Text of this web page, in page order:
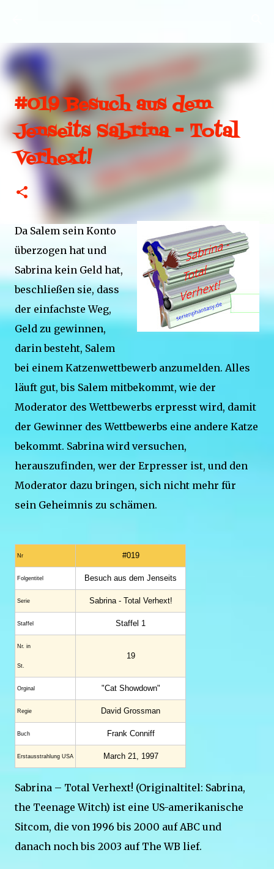
#019 Besuch aus dem
Jenseits Sabrina - Total
Verhext!
Da Salem sein Konto
überzogen hat und
Sabrina kein Geld hat,
beschließen sie, dass
der einfachste Weg,
Geld zu gewinnen,
darin besteht, Salem
bei einem Katzenwettbewerb anzumelden. Alles
läuft gut, bis Salem mitbekommt, wie der
Moderator des Wettbewerbs erpresst wird, damit
der Gewinner des Wettbewerbs eine andere Katze
bekommt. Sabrina wird versuchen,
herauszufinden, wer der Erpresser ist, und den
Moderator dazu bringen, sich nicht mehr für
sein Geheimnis zu schämen.
Nr #019
Folgentitel Besuch aus dem Jenseits
Serie Sabrina - Total Verhext!
Staffel Staffel 1
Nr. in
St.
19
Orginal "Cat Showdown"
Regie David Grossman
Buch Frank Conniff
Erstaus­strahlung USA March 21, 1997
Sabrina – Total Verhext! (Originaltitel: Sabrina,
the Teenage Witch) ist eine US-amerikanische
Sitcom, die von 1996 bis 2000 auf ABC und
danach noch bis 2003 auf The WB lief.